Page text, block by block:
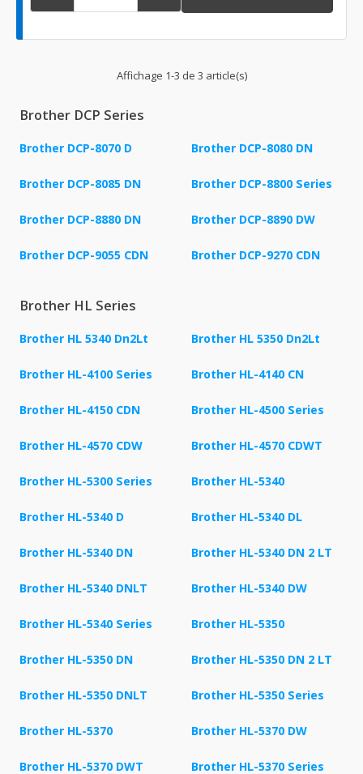
Affichage 1-3 de 3 article(s)
Brother DCP Series
Brother DCP-8070 D Brother DCP-8080 DN
Brother DCP-8085 DN Brother DCP-8800 Series
Brother DCP-8880 DN Brother DCP-8890 DW
Brother DCP-9055 CDN Brother DCP-9270 CDN
Brother HL Series
Brother HL 5340 Dn2Lt Brother HL 5350 Dn2Lt
Brother HL-4100 Series Brother HL-4140 CN
Brother HL-4150 CDN Brother HL-4500 Series
Brother HL-4570 CDW Brother HL-4570 CDWT
Brother HL-5300 Series Brother HL-5340
Brother HL-5340 D Brother HL-5340 DL
Brother HL-5340 DN Brother HL-5340 DN 2 LT
Brother HL-5340 DNLT Brother HL-5340 DW
Brother HL-5340 Series Brother HL-5350
Brother HL-5350 DN Brother HL-5350 DN 2 LT
Brother HL-5350 DNLT Brother HL-5350 Series
Brother HL-5370 Brother HL-5370 DW
Brother HL-5370 DWT Brother HL-5370 Series